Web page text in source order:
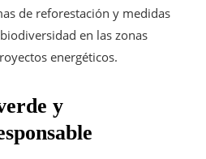
de reforestación y medidas
en las zonas
energéticos.
y